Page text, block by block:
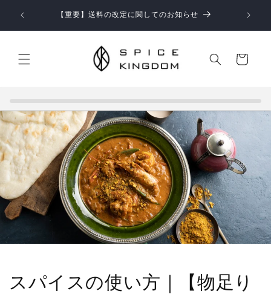
ンツに【お知らせ】お盆期間中の商品のお届けとお問い合わせ
対応につきまして
ー
スパイスの使い方｜【物足り